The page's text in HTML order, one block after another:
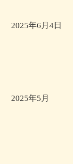
2025年6月4日
2025年5月